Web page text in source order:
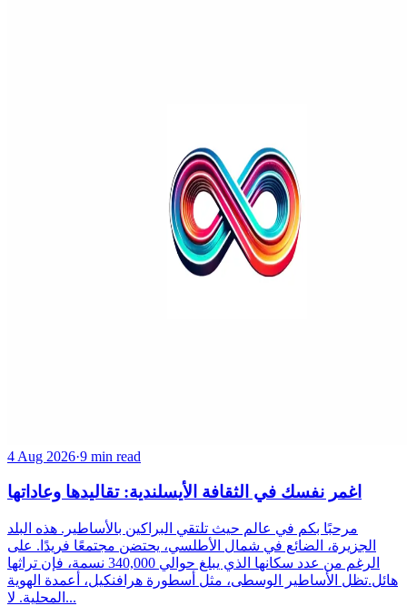
4 Aug 2026·9 min read
اغمر نفسك في الثقافة الأيسلندية: تقاليدها وعاداتها
مرحبًا بكم في عالم حيث تلتقي البراكين بالأساطير. هذه البلد
الجزيرة، الضائع في شمال الأطلسي، يحتضن مجتمعًا فريدًا. على
الرغم من عدد سكانها الذي يبلغ حوالي 340,000 نسمة، فإن تراثها
هائل.تظل الأساطير الوسطى، مثل أسطورة هرافنكيل، أعمدة الهوية
المحلية. لا...